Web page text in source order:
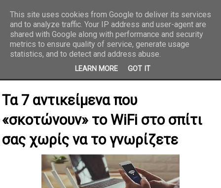
REPORTAZ NET
Τα 7 αντικείμενα που
«σκοτώνουν» το WiFi στο σπίτι
σας χωρίς να το γνωρίζετε
This site uses cookies from Google to deliver its services
and to analyze traffic. Your IP address and user-agent are
shared with Google along with performance and security
metrics to ensure quality of service, generate usage
statistics, and to detect and address abuse.
LEARN MORE GOT IT